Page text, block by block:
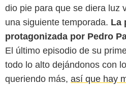
dio pie para que se diera luz
una siguiente temporada. La
protagonizada por Pedro
El último episodio de su
todo lo alto dejándonos con
queriendo más, así que hay